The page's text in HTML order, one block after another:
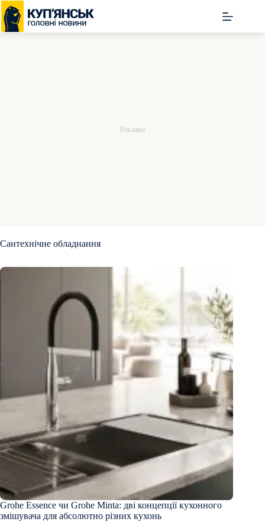
Перейти
до
вмісту
Сантехнічне обладнання
Grohe Essence чи Grohe Minta: дві концепції кухонного
змішувача для абсолютно різних кухонь